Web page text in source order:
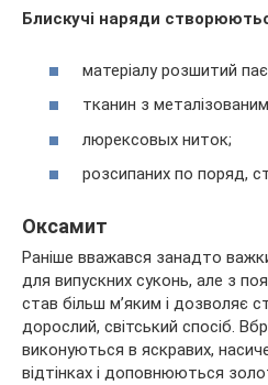
Блискучі наряди
матеріалу розшитий
тканин з
люрексовых ниток;
розсипаних по поряд,
Оксамит
Раніше вважався занадто
для випускних суконь, але з
став більш м’яким і дозволяє
дорослий, світський спосіб.
виконуються в яскравих,
відтінках і доповнюються